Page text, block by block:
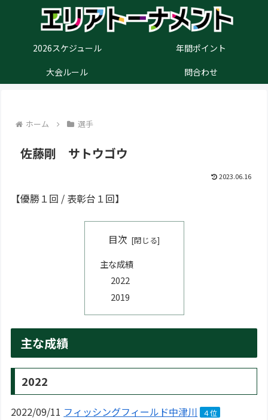
2026スケジュール
年間ポイント
大会ルール
問合わせ
ホーム 選手
佐藤剛 サトウゴウ
2023.06.16
【優勝１回 / 表彰台１回】
目次
主な成績
2022
2019
主な成績
2022
2022/09/11 フィッシングフィールド中津川 ４位